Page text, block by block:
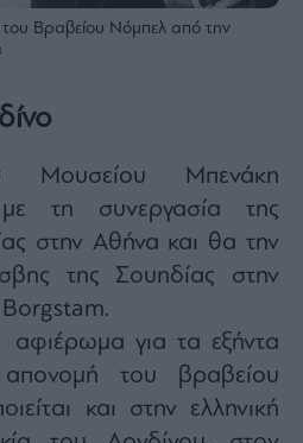
του Βραβείου Νόμπελ από την
Μπενάκη
με τη συνεργασία της
στην Αθήνα και θα την
της Σουηδίας στην
για τα εξήντα
του βραβείου
και στην ελληνική